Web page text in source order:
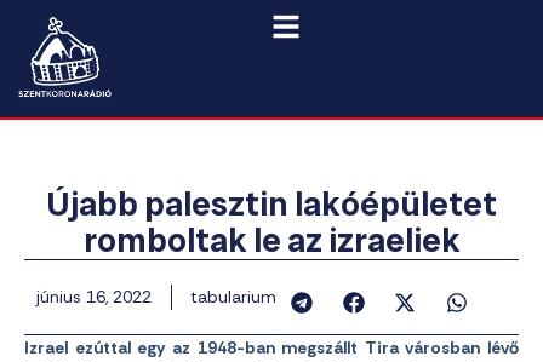
Újabb palesztin lakóépületet
romboltak le az izraeliek
június 16, 2022 tabularium
Izrael ezúttal egy az 1948-ban megszállt Tira városban lévő